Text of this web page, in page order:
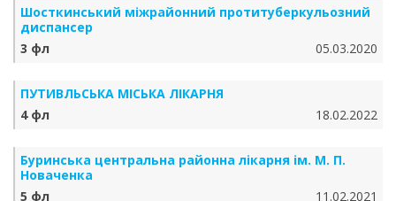
Шосткинський міжрайонний протитуберкульозний
диспансер
3 фл
05.03.2020
ПУТИВЛЬСЬКА МІСЬКА ЛІКАРНЯ
4 фл
18.02.2022
Буринська центральна районна лікарня ім. М. П.
Новаченка
5 фл
11.02.2021